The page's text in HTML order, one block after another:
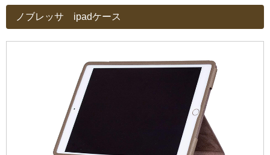
ノブレッサ ipadケース